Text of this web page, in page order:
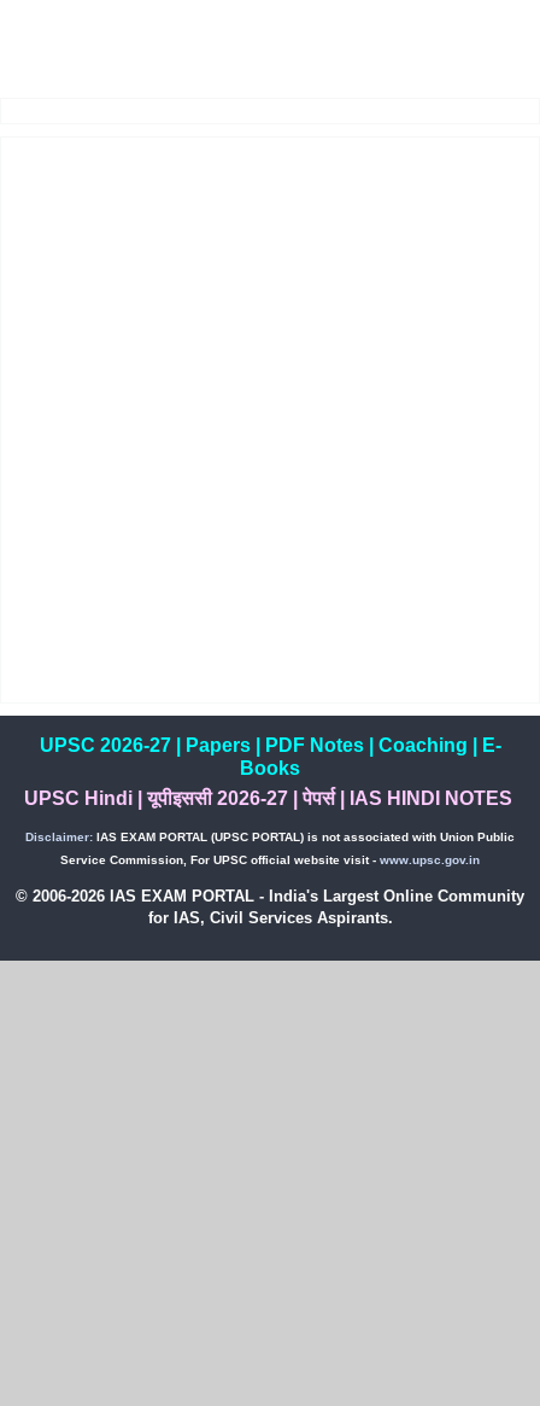
UPSC 2026-27| Papers| PDF Notes| Coaching
E-
Books
UPSC Hindi|यूपीइससी 2026-27 |पेपर्स| IAS HINDI NOTES
Disclaimer: IAS EXAM PORTAL (UPSC PORTAL) is not associated with Union Public
Service Commission, For UPSC official website visit - www.upsc.gov.in
© 2006-2026 IAS EXAM PORTAL - India's Largest Online Community
for IAS, Civil Services Aspirants.